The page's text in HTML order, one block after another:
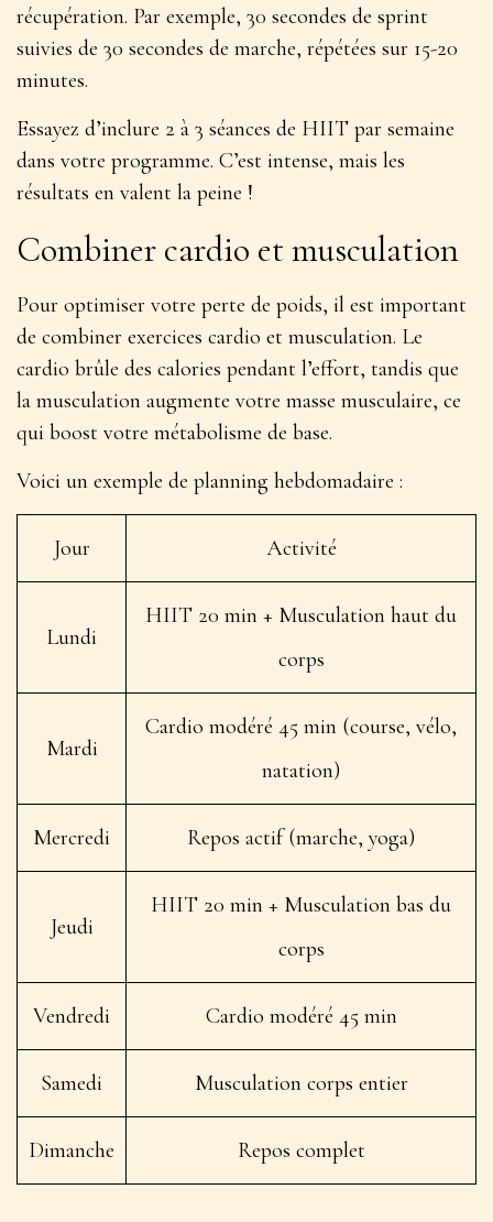
récupération. Par exemple, 30 secondes de sprint
suivies de 30 secondes de marche, répétées sur 15-20
minutes.
Essayez d’inclure 2 à 3 séances de HIIT par semaine
dans votre programme. C’est intense, mais les
résultats en valent la peine !
Combiner cardio et musculation
Pour optimiser votre perte de poids, il est important
de combiner exercices cardio et musculation. Le
cardio brûle des calories pendant l’effort, tandis que
la musculation augmente votre masse musculaire, ce
qui boost votre métabolisme de base.
Voici un exemple de planning hebdomadaire :
Jour Activité
Lundi
HIIT 20 min + Musculation haut du
corps
Mardi
Cardio modéré 45 min (course, vélo,
natation)
Mercredi Repos actif (marche, yoga)
Jeudi
HIIT 20 min + Musculation bas du
corps
Vendredi Cardio modéré 45 min
Samedi Musculation corps entier
Dimanche Repos complet